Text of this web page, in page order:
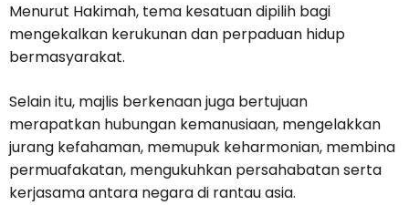
Menurut Hakimah, tema kesatuan dipilih bagi
mengekalkan kerukunan dan perpaduan hidup
bermasyarakat.
Selain itu, majlis berkenaan juga bertujuan
merapatkan hubungan kemanusiaan, mengelakkan
jurang kefahaman, memupuk keharmonian, membina
permuafakatan, mengukuhkan persahabatan serta
kerjasama antara negara di rantau asia.